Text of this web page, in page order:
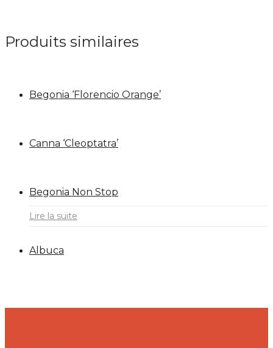
Produits similaires
Begonia ‘Florencio Orange’
Canna ‘Cleoptatra’
Begonia Non Stop
Lire la suite
Albuca